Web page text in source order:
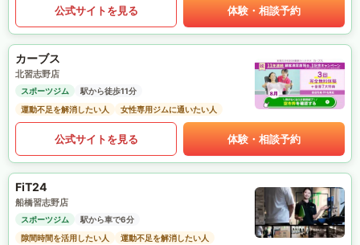
公式サイトを見る 体験・相談予約
カーブス
北習志野店
スポーツジム
駅から徒歩11分
運動不足を解消したい人
女性専用ジムに通いたい人
公式サイトを見る 体験・相談予約
FiT24
船橋習志野店
スポーツジム
駅から車で6分
隙間時間を活用したい人
運動不足を解消したい人